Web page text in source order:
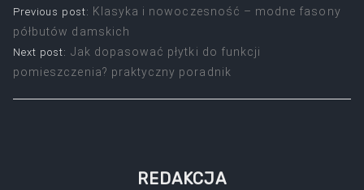
Nawigacja
wpisu
Previous post: Klasyka i nowoczesność – modne fasony
półbutów damskich
Next post: Jak dopasować płytki do funkcji
pomieszczenia? praktyczny poradnik
REDAKCJA